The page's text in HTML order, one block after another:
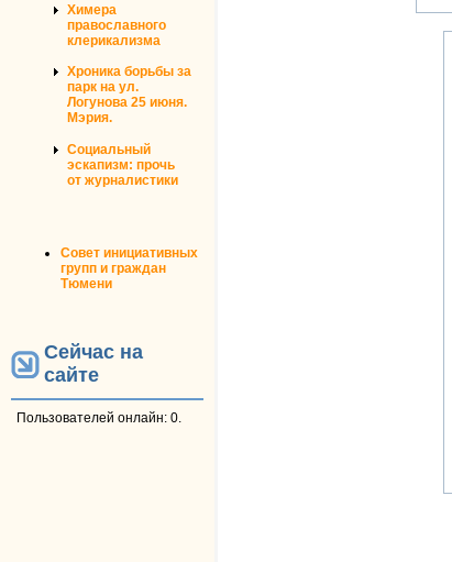
Химера
православного
клерикализма
Хроника борьбы за
парк на ул.
Логунова 25 июня.
Мэрия.
Социальный
эскапизм: прочь
от журналистики
Совет инициативных
групп и граждан
Тюмени
Сейчас на
сайте
Пользователей онлайн: 0.